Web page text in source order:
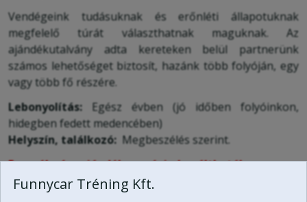
Vendégeink tudásuknak és erőnléti állapotuknak
megfelelő túrát választhatnak maguknak. Az
ajándékutalvány adta kereteken belül partnerünk
számos lehetőséget biztosít, hazánk több folyóján, egy
vagy több fő részére.
Lebonyolítás: Egész évben (jó időben folyóinkon,
hidegben fedett medencében)
Helyszín, találkozó: Megbeszélés szerint.
Ez az élményajándék egy évig beváltható!
Helyeztesse elsaját fotóját, személyes üzenetét
Funnycar Tréning Kft.